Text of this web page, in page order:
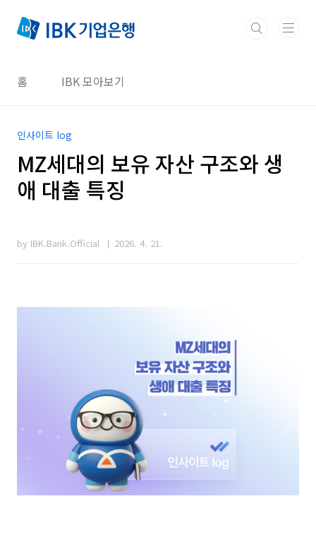
홈 IBK 모아보기
인사이트 log
MZ세대의 보유 자산 구조와 생
애 대출 특징
by IBK.Bank.Official 2026. 4. 21.